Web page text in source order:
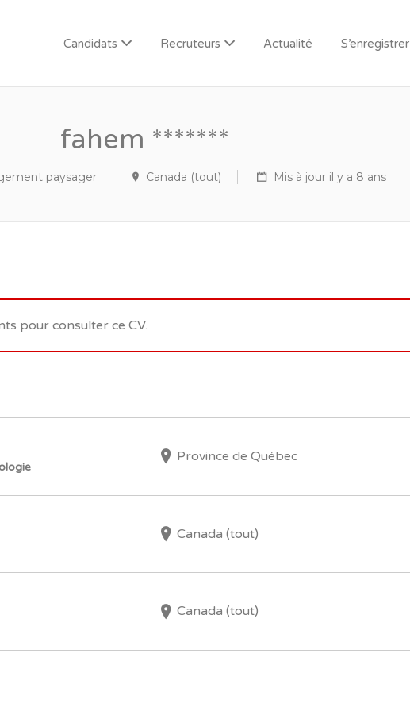
Candidats Recruteurs Actualité S’enregistrer
fahem *******
paysager Canada (tout) Mis à jour il y a 8 ans
pour consulter ce CV.
Province de Québec
Canada (tout)
Canada (tout)